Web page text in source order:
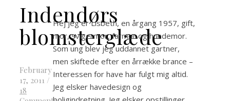
Indendørs
blomsterglæde
February
17, 2011 /
18
Hej jeg er Lisbeth, en årgang 1957, gift,
mor, svigermor, farmor og hundemor.
Som ung blev jeg uddannet gartner,
men skiftede efter en årrække brance –
Interessen for have har fulgt mig altid.
Jeg elsker havedesign og